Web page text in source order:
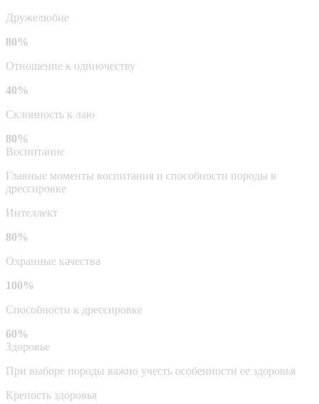
Дружелюбие
80%
Отношение к одиночеству
40%
Склонность к лаю
80%
Воспитание
Главные моменты воспитания и способности породы в
дрессировке
Интеллект
80%
Охранные качества
100%
Способности к дрессировке
60%
Здоровье
При выборе породы важно учесть особенности ее здоровья
Крепость здоровья